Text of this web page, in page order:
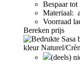
Bespaar
Materiaal:
Voorraad
Bereken prijs
(deels)